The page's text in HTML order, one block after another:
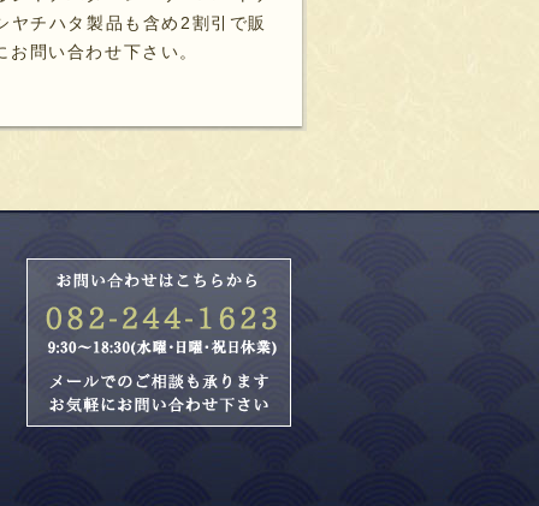
チハタ製品も含め2割引で販
問い合わせ下さい。